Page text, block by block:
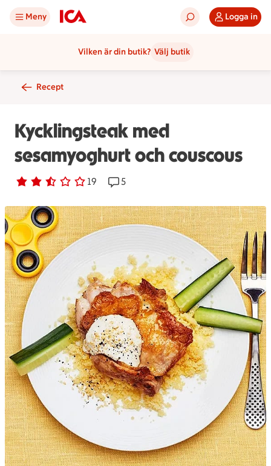
Meny Logga in
Vilken är din butik? Välj butik
Recept
Kycklingsteak med
sesamyoghurt och couscous
Betyg 2.7 av 5. 19
19 personer har röstatReceptet har 5 kommentarer
5